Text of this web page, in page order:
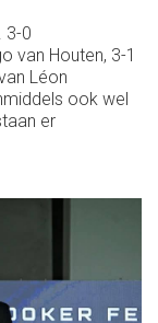
3-0
van Houten, 3-1
Léon
ook wel
er